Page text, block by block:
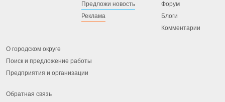
Предложи новость
Реклама
Форум
Блоги
Комментарии
О городском округе
Поиск и предложение работы
Предприятия и организации
Обратная связь